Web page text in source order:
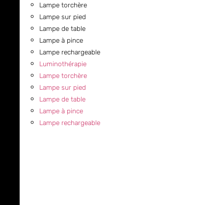
Lampe torchère
Lampe sur pied
Lampe de table
Lampe à pince
Lampe rechargeable
Luminothérapie
Lampe torchère
Lampe sur pied
Lampe de table
Lampe à pince
Lampe rechargeable